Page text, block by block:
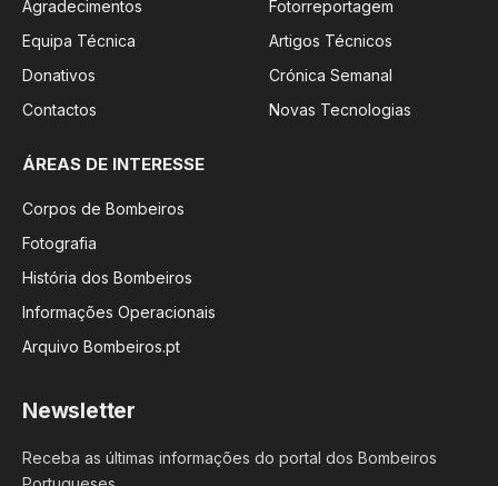
Agradecimentos
Equipa Técnica
Donativos
Contactos
Fotorreportagem
Artigos Técnicos
Crónica Semanal
Novas Tecnologias
ÁREAS DE INTERESSE
Corpos de Bombeiros
Fotografia
História dos Bombeiros
Informações Operacionais
Arquivo Bombeiros.pt
Newsletter
Receba as últimas informações do portal dos Bombeiros